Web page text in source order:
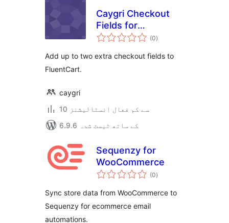
Caygri Checkout
Fields for
FluentCart
(0مجموعی
درجہ
)
Add up to two extra checkout fields to
FluentCart.
caygri
10 سے کم فعال انسٹالیشنز
6.9.6 کے ساتھ ٹیسٹ شدہ
Sequenzy for
WooCommerce
(0مجموعی
درجہ
)
Sync store data from WooCommerce to
Sequenzy for ecommerce email
automations.